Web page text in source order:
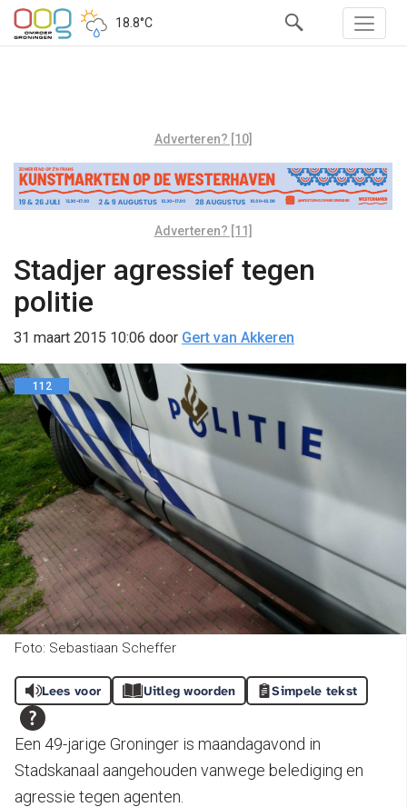
18.8°C
Adverteren? [10]
Adverteren? [11]
Stadjer agressief tegen
politie
31 maart 2015 10:06 door Gert van Akkeren
112
Foto: Sebastiaan Scheffer
Lees voor Uitleg woorden Simpele tekst
Een 49-jarige Groninger is maandagavond in
Stadskanaal aangehouden vanwege belediging en
agressie tegen agenten.